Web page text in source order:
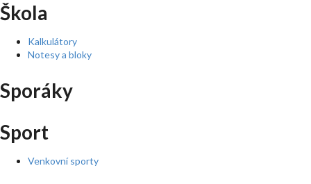
Škola
Kalkulátory
Notesy a bloky
Sporáky
Sport
Venkovní sporty